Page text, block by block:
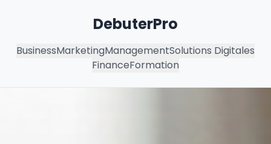
DebuterPro
BusinessMarketingManagementSolutions Digitales
FinanceFormation